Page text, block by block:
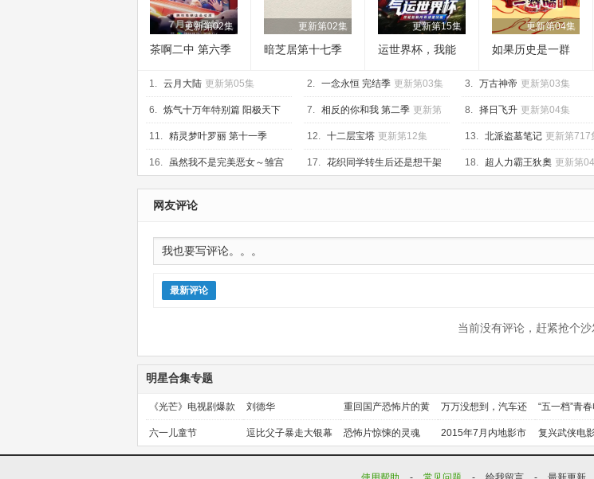
更新第02集
茶啊二中 第六季
更新第02集
暗芝居第十七季
更新第15集
运世界杯，我能
能
更新第04集
如果历史是一群
1. 云月大陆 更新第05集 2. 一念永恒 完结季 更新第03集 3. 万古神帝 更新第03集
6. 炼气十万年特别篇 阳极天下
更新第01集
7. 相反的你和我 第二季 更新第
03集
8. 择日飞升 更新第04集
11. 精灵梦叶罗丽 第十一季
（下） 更新第06集
12. 十二层宝塔 更新第12集 13. 北派盗墓笔记 更新第717
16. 虽然我不是完美恶女～雏宫
蝶鼠替换传～ 更新第03集
17. 花织同学转生后还是想干架
更新第02集
18. 超人力霸王狄奧 更新第
网友评论
最新评论
当前没有评论，赶紧抢个沙
明星合集专题
《光芒》电视剧爆款
预定！
刘德华 重回国产恐怖片的黄
金时代
万万没想到，汽车还
能干这个？
“五一档”青
道
六一儿童节 逗比父子暴走大银幕 恐怖片惊悚的灵魂 2015年7月内地影市
前瞻
复兴武侠电
试